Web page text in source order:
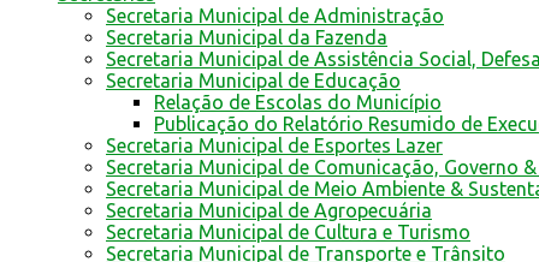
Secretaria Municipal de Administração
Secretaria Municipal da Fazenda
Secretaria Municipal de Assistência Social,
Secretaria Municipal de Educação
Relação de Escolas do Município
Publicação do Relatório Resumido de
Secretaria Municipal de Esportes Lazer
Secretaria Municipal de Comunicação, Governo
Secretaria Municipal de Meio Ambiente &
Secretaria Municipal de Agropecuária
Secretaria Municipal de Cultura e Turismo
Secretaria Municipal de Transporte e Trânsito